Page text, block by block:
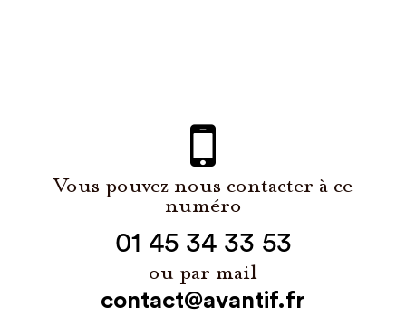
Vous pouvez nous contacter à ce
numéro
01 45 34 33 53
ou par mail
contact@avantif.fr